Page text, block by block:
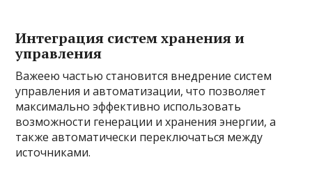
Интеграция систем хранения и
управления
Важеею частью становится внедрение систем
управления и автоматизации, что позволяет
максимально эффективно использовать
возможности генерации и хранения энергии, а
также автоматически переключаться между
источниками.